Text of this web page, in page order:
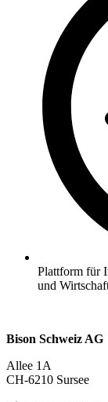
Plattform für
und
Bison Schweiz AG
Allee 1A
CH-6210 Sursee